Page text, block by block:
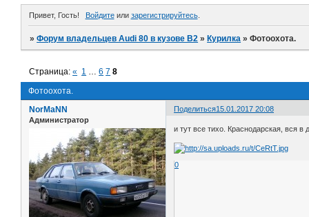
Привет, Гость! Войдитеили зарегистрируйтесь.
»Форум владельцев Audi 80 в кузове В2 »Курилка »Фотоохота.
Фотоохота.
Страница:« 1 … 6 7 8
Поделиться15.01.2017 20:08
NorMaNN
Администратор
и тут все тихо. Краснодарская, вся
0